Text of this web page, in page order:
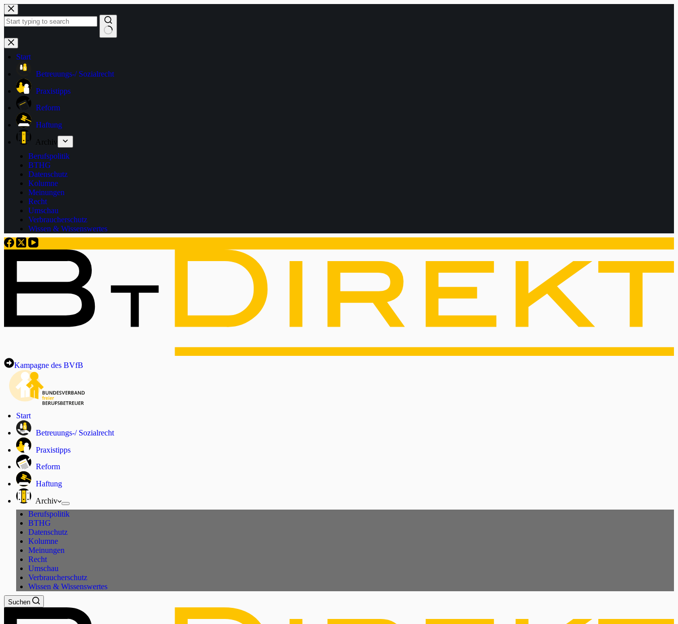
Zum
Inhalt
springen
Keine
Ergebnisse
Start
Betreuungs-/ Sozialrecht
Praxistipps
Reform
Haftung
Archiv
Berufspolitik
BTHG
Datenschutz
Kolumne
Meinungen
Recht
Umschau
Verbraucherschutz
Wissen & Wissenswertes
Kampagne des BVfB
Start
Betreuungs-/ Sozialrecht
Praxistipps
Reform
Haftung
Archiv
Berufspolitik
BTHG
Datenschutz
Kolumne
Meinungen
Recht
Umschau
Verbraucherschutz
Wissen & Wissenswertes
Suchen